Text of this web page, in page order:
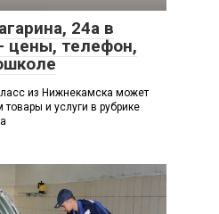
24а в
цены, телефон,
из Нижнекамска может
и услуги в рубрике